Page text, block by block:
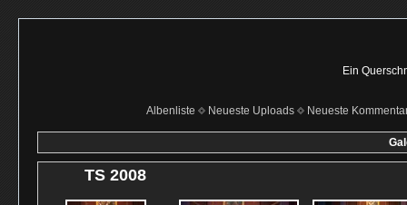
Ein
Albenliste Neueste Uploads Neueste
TS 2008